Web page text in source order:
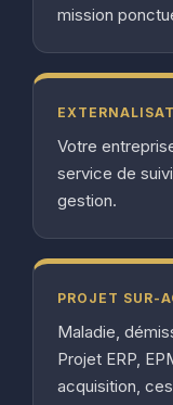
mission
Votre
service de
gestion.
PROJET SUR-
Maladie,
Projet ERP,
acquisition,